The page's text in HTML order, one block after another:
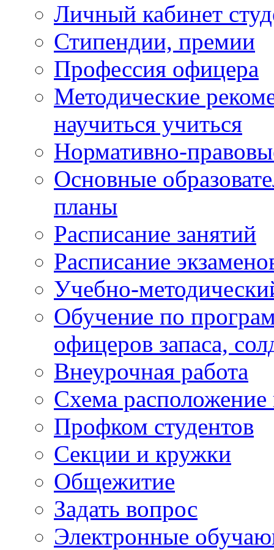
Личный кабинет
Стипендии, премии
Профессия офицера
Методические
научиться учиться
Нормативно-
Основные
планы
Расписание занятий
Расписание
Учебно-
Обучение по
офицеров запаса,
Внеурочная работа
Схема расположение
Профком студентов
Секции и кружки
Общежитие
Задать вопрос
Электронные